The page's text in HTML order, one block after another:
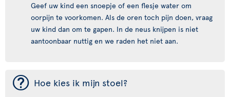
Geef uw kind een snoepje of een flesje water om
oorpijn te voorkomen. Als de oren toch pijn doen, vraag
uw kind dan om te gapen. In de neus knijpen is niet
aantoonbaar nuttig en we raden het niet aan.
¯ Hoe kies ik mijn stoel?